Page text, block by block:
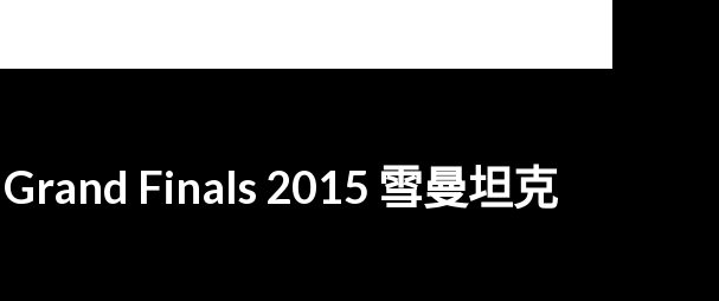
Finals 2015 雪曼坦克